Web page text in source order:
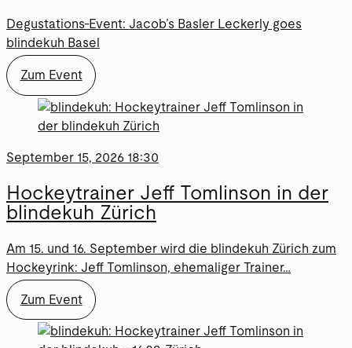
Degustations-Event: Jacob’s Basler Leckerly goes
blindekuh Basel
Zum Event
September 15, 2026 18:30
Hockeytrainer Jeff Tomlinson in der
blindekuh Zürich
Am 15. und 16. September wird die blindekuh Zürich zum
Hockeyrink: Jeff Tomlinson, ehemaliger Trainer…
Zum Event